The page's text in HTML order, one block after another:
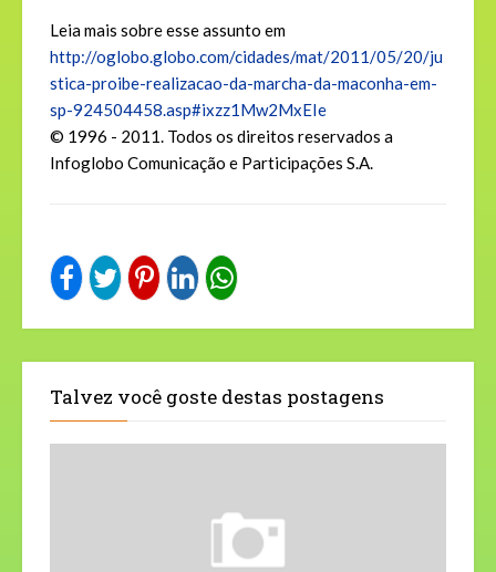
Leia mais sobre esse assunto em
http://oglobo.globo.com/cidades/mat/2011/05/20/ju
stica-proibe-realizacao-da-marcha-da-maconha-em-
sp-924504458.asp#ixzz1Mw2MxEIe
© 1996 - 2011. Todos os direitos reservados a
Infoglobo Comunicação e Participações S.A.
Talvez você goste destas postagens